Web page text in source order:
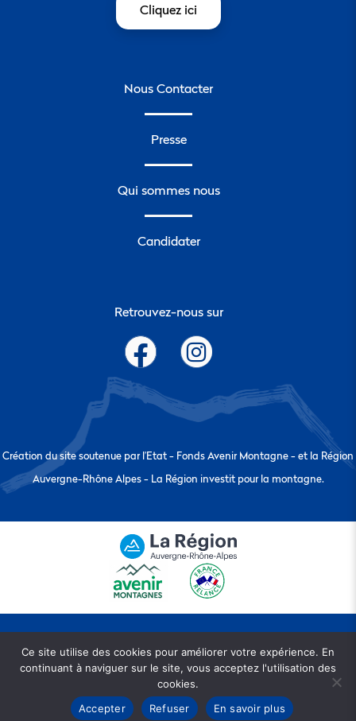
Retrouvez-nous sur
Nous Contacter
Presse
Qui sommes nous
Candidater
Cliquez ici
Création du site soutenue par l’Etat - Fonds Avenir Montagne - et la Région
Auvergne-Rhône Alpes - La Région investit pour la montagne.
© Copyright EPIC Les Stations de la Drôme 2024 •Mentions légales •CGV
Politique de confidentialité•Cookies
Ce site utilise des cookies pour améliorer votre expérience. En
continuant à naviguer sur le site, vous acceptez l'utilisation des
cookies.
Accepter
Refuser En savoir plus